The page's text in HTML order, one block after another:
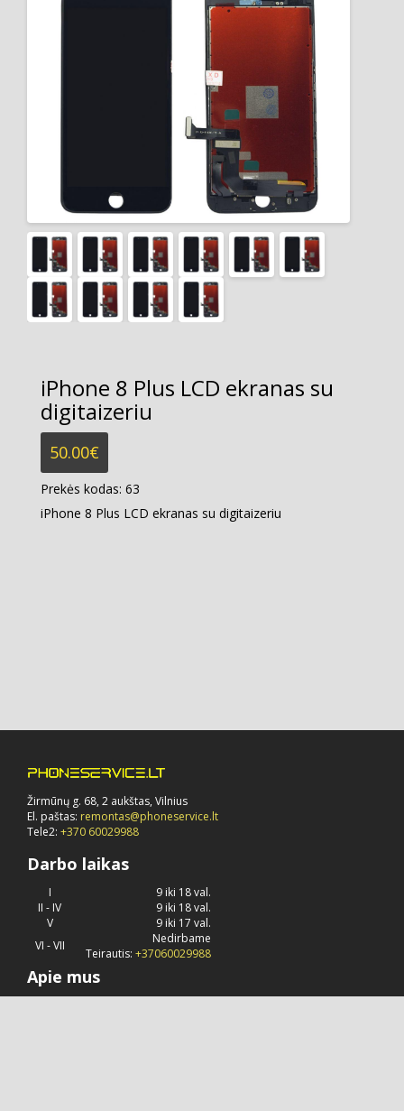
iPhone 8 Plus LCD ekranas su
digitaizeriu
50.00€
Prekės kodas: 63
iPhone 8 Plus LCD ekranas su digitaizeriu
Žirmūnų g. 68, 2 aukštas, Vilnius
El. paštas: remontas@phoneservice.lt
Tele2: +370 60029988
Darbo laikas
I
9 iki 18 val.
II - IV
9 iki 18 val.
V
9 iki 17 val.
VI - VII
Nedirbame
Teirautis: +37060029988
Apie mus